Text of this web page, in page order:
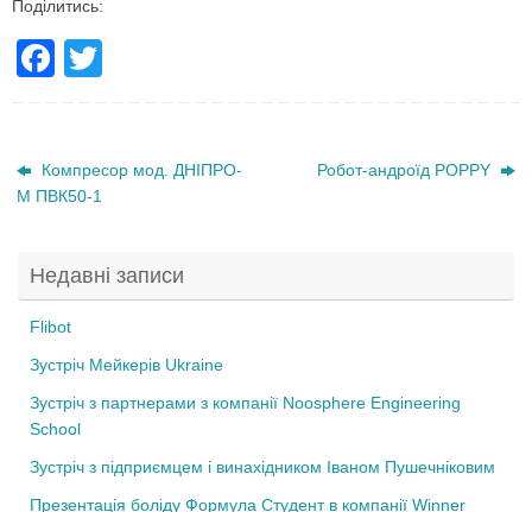
Поділитись:
F
e
b
o
k
er
Компресор мод. ДНІПРО-
М ПВК50-1
Робот-андроїд POPPY
Недавні записи
Flibot
Зустріч Мейкерів Ukraine
Зустріч з партнерами з компанії Noosphere Engineering
School
Зустріч з підприємцем і винахідником Іваном Пушечніковим
Презентація боліду Формула Студент в компанії Winner